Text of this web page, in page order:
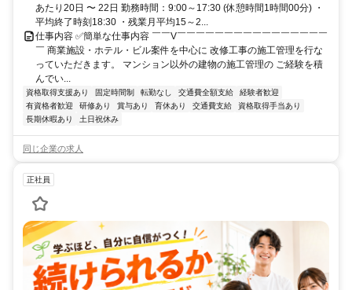
あたり20日 〜 22日 勤務時間：9:00～17:30 (休憩時間1時間00分) ・
平均終了時刻18:30 ・残業月平均15～2...
仕事内容 ✅簡単な仕事内容 ￣￣V￣￣￣￣￣￣￣￣￣￣￣￣￣￣￣￣
￣ 商業施設・ホテル・ビル案件を中心に 改修工事の施工管理を行な
っていただきます。 マンション以外の建物の施工管理の ご経験を積
んでい...
資格取得支援あり 固定時間制 転勤なし 交通費全額支給
経験者歓迎
有資格者歓迎
研修あり 賞与あり 育休あり 交通費支給
資格取得手当あり
長期休暇あり
土日祝休み
同じ企業の求人
正社員